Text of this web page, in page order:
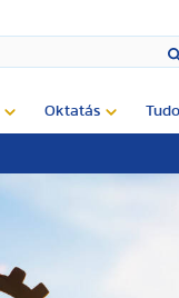
Oktatás